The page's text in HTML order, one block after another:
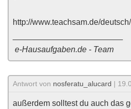
http://www.teachsam.de/
e-Hausaufgaben.de - Team
Antwort von nosferatu_alucard |
außerdem solltest du auch das